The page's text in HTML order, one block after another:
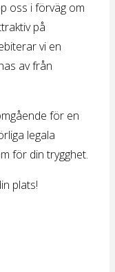
oss i förväg om
på
vi en
av från
för en
legala
för din trygghet.
plats!